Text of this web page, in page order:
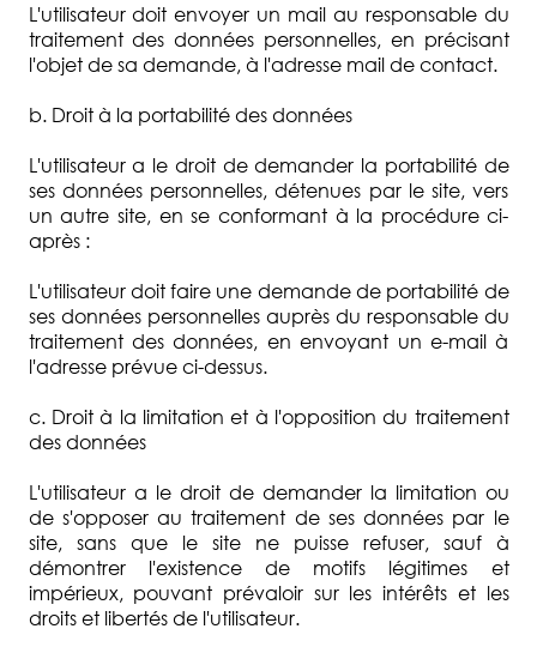
L'utilisateur doit envoyer un mail au responsable du
traitement des données personnelles, en précisant
l'objet de sa demande, à l'adresse mail de contact.
b. Droit à la portabilité des données
L'utilisateur a le droit de demander la portabilité de
ses données personnelles, détenues par le site, vers
un autre site, en se conformant à la procédure ci-
après :
L'utilisateur doit faire une demande de portabilité de
ses données personnelles auprès du responsable du
traitement des données, en envoyant un e-mail à
l'adresse prévue ci-dessus.
c. Droit à la limitation et à l'opposition du traitement
des données
L'utilisateur a le droit de demander la limitation ou
de s'opposer au traitement de ses données par le
site, sans que le site ne puisse refuser, sauf à
démontrer l'existence de motifs légitimes et
impérieux, pouvant prévaloir sur les intérêts et les
droits et libertés de l'utilisateur.